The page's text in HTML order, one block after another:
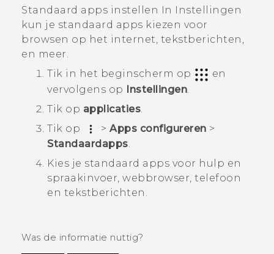
HTC Club
SUPPORT
HTC-apparaten & -accessoires
VIVERSE
Standaard apps instellen In Instellingen
kun je standaard apps kiezen voor
browsen op het internet, tekstberichten,
en meer.
Tik in het beginscherm op
en
vervolgens op Instellingen
Tik op applicaties
Tik op
> Apps configureren >
Standaardapps.
Kies je standaard apps voor hulp en
spraakinvoer, webbrowser, telefoon
en tekstberichten.
Was de informatie nuttig?